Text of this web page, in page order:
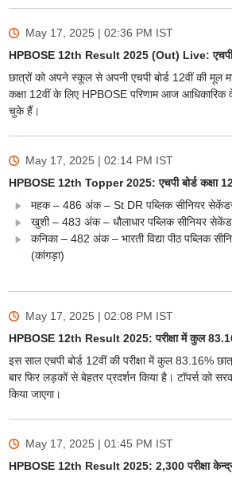
May 17, 2025 | 02:36 PM IST
HPBOSE 12th Result 2025 (Out) Live: एचपी
छात्रों को अपने स्कूल से अपनी एचपी बोर्ड 12वीं की मूल
कक्षा 12वीं के लिए HPBOSE परिणाम आज आधिकारिक
चुके हैं।
May 17, 2025 | 02:14 PM IST
HPBOSE 12th Topper 2025: एचपी बोर्ड कक्षा 12
महक – 486 अंक – St DR पब्लिक सीनियर
खुशी – 483 अंक – धौलाधार पब्लिक सीनियर
कनिका – 482 अंक – भारती विद्या पीठ पब्लिक
(कांगड़ा)
May 17, 2025 | 02:08 PM IST
HPBOSE 12th Result 2025: परीक्षा में कुल
इस साल एचपी बोर्ड 12वीं की परीक्षा में कुल 83.16%
बार फिर लड़कों से बेहतर प्रदर्शन किया है। टॉपर्स को
किया जाएगा।
May 17, 2025 | 01:45 PM IST
HPBOSE 12th Result 2025: 2,300 परीक्षा